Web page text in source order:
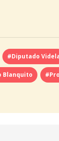
#Diputado
Blanquito